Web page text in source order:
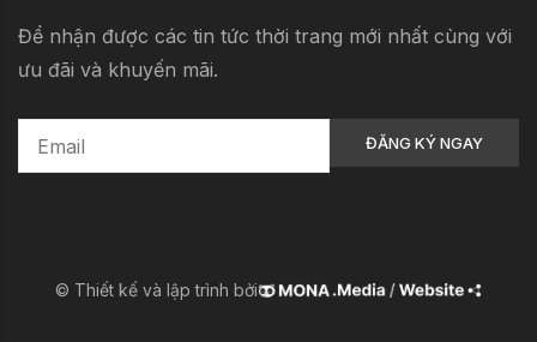
Để nhận được các tin tức thời trang mới nhất cùng với
ưu đãi và khuyến mãi.
© Thiết kế và lập trình bởi